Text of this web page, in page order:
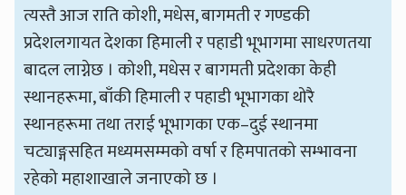
त्यस्तै आज राति कोशी, मधेस, बागमती र गण्डकी
प्रदेशलगायत देशका हिमाली र पहाडी भूभागमा साधरणतया
बादल लाग्नेछ । कोशी, मधेस र बागमती प्रदेशका केही
स्थानहरूमा, बाँकी हिमाली र पहाडी भूभागका थोरै
स्थानहरूमा तथा तराई भूभागका एक–दुई स्थानमा
चट्याङ्गसहित मध्यमसम्मको वर्षा र हिमपातको सम्भावना
रहेको महाशाखाले जनाएको छ ।